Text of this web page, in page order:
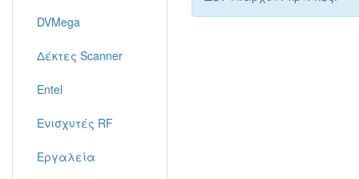
DVMega
Δέκτες Scanner
Entel
Ενισχυτές RF
Εργαλεία